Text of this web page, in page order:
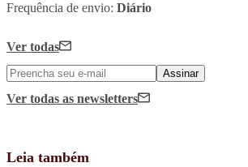
Frequência de envio: Diário
Ver todas
Assinar
Ver todas as newsletters
Leia também